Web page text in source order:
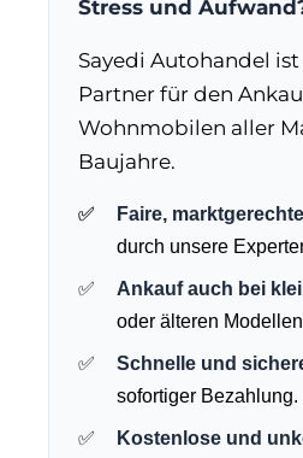
Stress und
Sayedi Autohandel
Partner für den
Wohnmobilen aller
Baujahre.
Faire,
durch unsere
Ankauf auch bei
oder älteren
Schnelle und
sofortiger Bezahlung.
Kostenlose und